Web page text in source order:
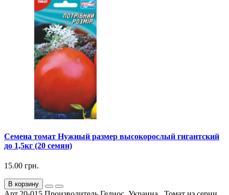
Семена томат Нужный размер высокорослый гигантский
до 1,5кг (20 семян)
15.00 грн.
В корзину